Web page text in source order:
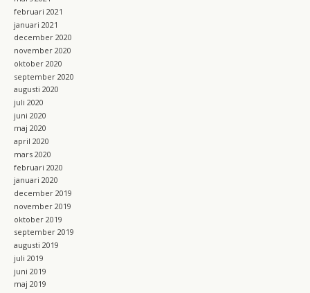
februari 2021
januari 2021
december 2020
november 2020
oktober 2020
september 2020
augusti 2020
juli 2020
juni 2020
maj 2020
april 2020
mars 2020
februari 2020
januari 2020
december 2019
november 2019
oktober 2019
september 2019
augusti 2019
juli 2019
juni 2019
maj 2019